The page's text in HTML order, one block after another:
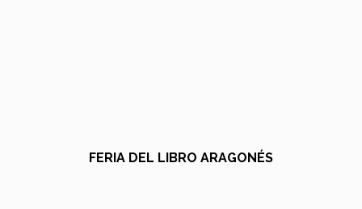
FERIA DEL LIBRO ARAGONÉS